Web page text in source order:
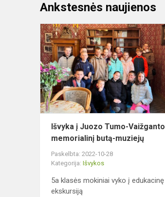
Ankstesnės naujienos
Išvyka į Juozo Tumo-Vaižganto
memorialinį butą-muziejų
Paskelbta: 2022-10-28
Kategorija: Išvykos
5a klasės mokiniai vyko į edukacinę
ekskursiją